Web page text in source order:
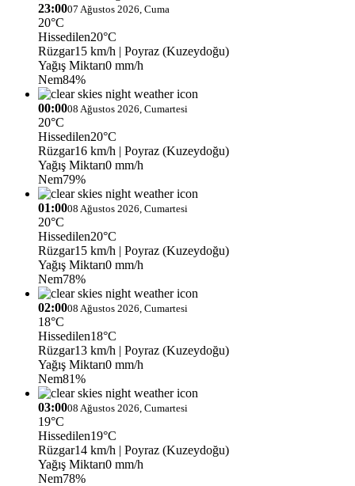
23:0007 Ağustos 2026, Cuma
20°C
Hissedilen20°C
Rüzgar15 km/h | Poyraz (Kuzeydoğu)
Yağış Miktarı0 mm/h
Nem84%
00:0008 Ağustos 2026, Cumartesi
20°C
Hissedilen20°C
Rüzgar16 km/h | Poyraz (Kuzeydoğu)
Yağış Miktarı0 mm/h
Nem79%
01:0008 Ağustos 2026, Cumartesi
20°C
Hissedilen20°C
Rüzgar15 km/h | Poyraz (Kuzeydoğu)
Yağış Miktarı0 mm/h
Nem78%
02:0008 Ağustos 2026, Cumartesi
18°C
Hissedilen18°C
Rüzgar13 km/h | Poyraz (Kuzeydoğu)
Yağış Miktarı0 mm/h
Nem81%
03:0008 Ağustos 2026, Cumartesi
19°C
Hissedilen19°C
Rüzgar14 km/h | Poyraz (Kuzeydoğu)
Yağış Miktarı0 mm/h
Nem78%